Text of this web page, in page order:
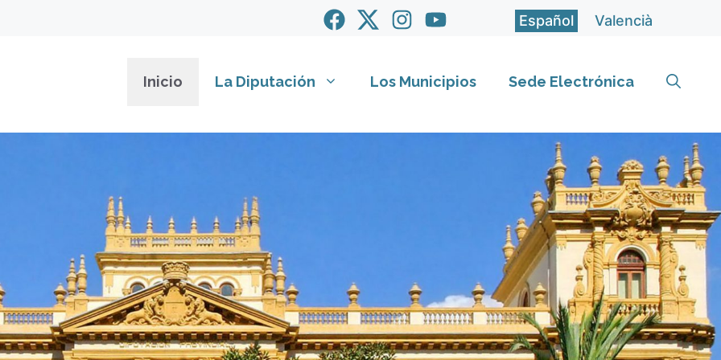
Español Valencià
Inicio La Diputación Los Municipios Sede Electrónica